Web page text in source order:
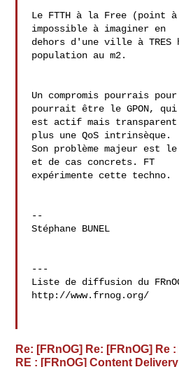
Le FTTH à la Free (point
impossible à imaginer en
dehors d'une ville à TRES
population au m2.
Un compromis pourrais
pourrait être le GPON, qui
est actif mais
plus une QoS intrinsèque.
Son problème majeur est
et de cas concrets. FT
expérimente cette techno.
--
Stéphane BUNEL
---
Liste de diffusion du
http://www.frnog.org/
Re: [FRnOG] Re: [FRnOG] Re
RE : [FRnOG] Content